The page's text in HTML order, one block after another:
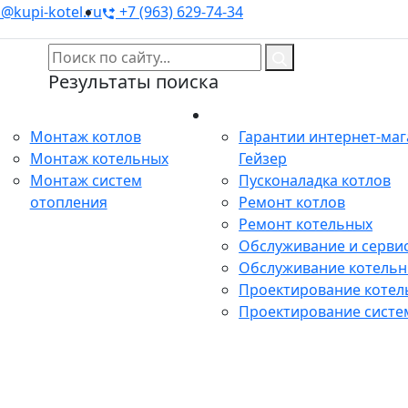
kotel.ru +7 (963) 629-74-34
Результаты поиска
Монтаж котлов
Монтаж котельных
Монтаж систем
отопления
Гарантии интернет-
Гейзер
Пусконаладка котлов
Ремонт котлов
Ремонт котельных
Обслуживание и
Обслуживание
Проектирование
Проектирование